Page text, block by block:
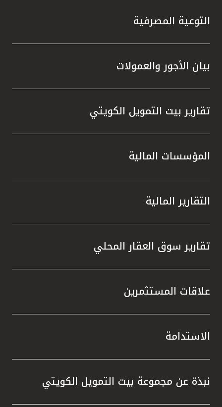
التوعية المصرفية
بيان الأجور والعمولات
تقارير بيت التمويل الكويتي
المؤسسات المالية
التقارير المالية
تقارير سوق العقار المحلي
علاقات المستثمرين
الاستدامة
نبذة عن مجموعة بيت التمويل الكويتي